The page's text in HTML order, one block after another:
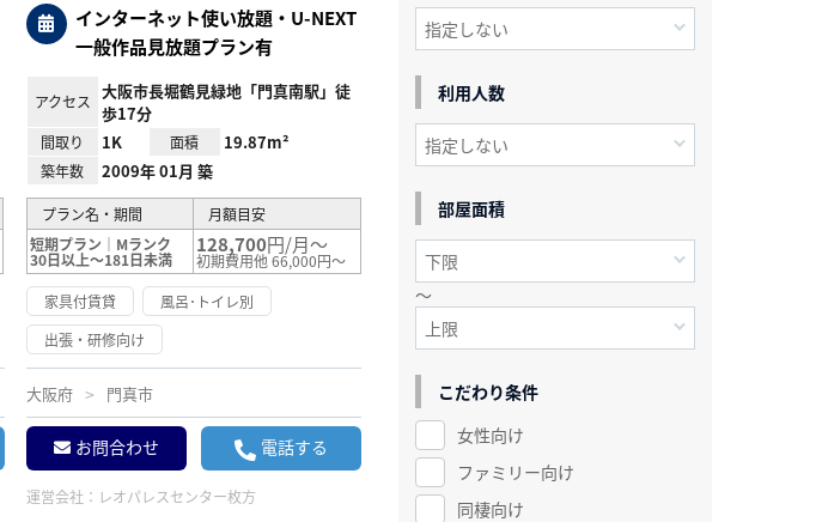
インターネット使い放題・U-NEXT
一般作品見放題プラン有
アクセス 大阪市長堀鶴見緑地「門真南駅」徒
歩17分
間取り 1K 面積 19.87m²
築年数 2009年 01月 築
プラン名・期間
月額目安
短期プラン｜Mランク
30日以上～181日未満
128,700円/月～
初期費用他 66,000円～
家具付賃貸
風呂･トイレ別
出張・研修向け
大阪府 門真市
お問合わせ 電話する
運営会社： レオパレスセンター枚方
利用人数
部屋面積
～
こだわり条件
女性向け
ファミリー向け
同棲向け